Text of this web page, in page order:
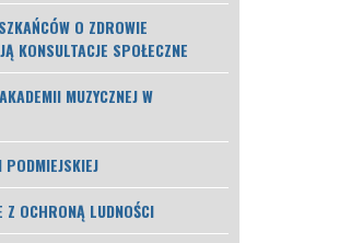
O ZDROWIE
KONSULTACJE SPOŁECZNE
MUZYCZNEJ W
PODMIEJSKIEJ
Z OCHRONĄ LUDNOŚCI